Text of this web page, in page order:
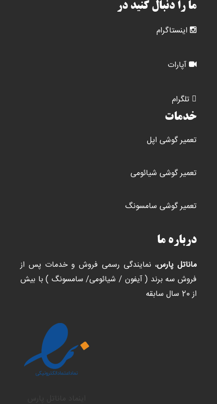
ما را دنبال کنید در
اینستاگرام
آپارات
تلگرام
خدمات
تعمیر گوشی اپل
تعمیر گوشی شیائومی
تعمیر گوشی سامسونگ
درباره ما
ماناتل پارس، نمایندگی رسمی فروش و خدمات پس از
فروش سه برند ( آیفون / شیائومی/ سامسونگ ) با بیش
از 20 سال سابقه